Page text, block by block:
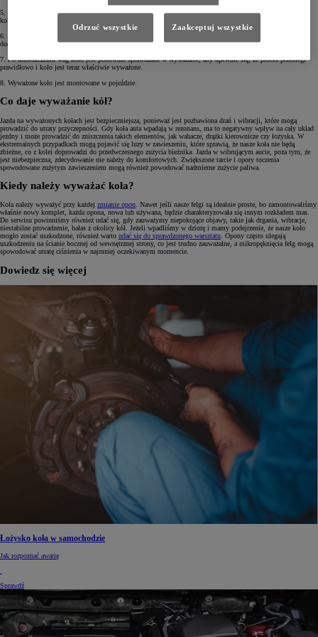
5. Na podstawie uzyskanych wyników wyważarka wskazuje, gdzie należy umieścić dodatkowe odważniki na
kole, aby zrównoważyć jego masę.
6. Technik umieszcza odpowiednią ilość wag na wskazanych miejscach na krawędzi felgi. Wagi są starannie
dociskane lub przyklejane, aby zapewnić trwałe ich umocowanie.
7. Po umieszczeniu wag koło jest ponownie sprawdzane w wyważarce, aby upewnić się, że proces przebiegł
prawidłowo i koło jest teraz właściwie wyważone.
8. Wyważone koło jest montowane w pojeździe.
Co daje wyważanie kół?
Jazda na wyważonych kołach jest bezpieczniejsza, ponieważ jest pozbawiona drań i wibracji, które mogą
prowadzić do utraty przyczepności. Gdy koła auta wpadają w rezonans, ma to negatywny wpływ na cały układ
jezdny i może prowadzić do zniszczenia takich elementów, jak wahacze, drążki kierownicze czy łożyska. W
ekstremalnych przypadkach mogą pojawić się luzy w zawieszeniu, które sprawią, że nasze koła nie będą
zbieżne, co z kolei doprowadzi do przedwczesnego zużycia bieżnika. Jazda w wibrującym aucie, poza tym, że
jest niebezpieczna, zdecydowanie nie należy do komfortowych. Zwiększone tarcie i opory toczenia
spowodowane zużytym zawieszeniem mogą również powodować nadmierne zużycie paliwa.
Kiedy należy wyważać koła?
Koła należy wyważyć przy każdej zmianie opon. Nawet jeśli nasze felgi są idealnie proste, bo zamontowaliśmy
właśnie nowy komplet, każda opona, nowa lub używana, będzie charakteryzowała się innym rozkładem mas.
Do serwisu powinniśmy również udać się, gdy zauważymy niepokojące objawy, takie jak drgania, wibracje,
niestabilne prowadzenie, hałas z okolicy kół. Jeżeli wpadliśmy w dziurę i mamy podejrzenie, że nasze koło
mogło zostać uszkodzone, również warto udać się do sprawdzonego warsztatu. Opony często ulegają
uszkodzeniu na ścianie bocznej od wewnętrznej strony, co jest trudno zauważalne, a mikropęknięcia felg mogą
spowodować utratę ciśnienia w najmniej oczekiwanym momencie.
Dowiedz się więcej
Łożysko koła w samochodzie
Jak rozpoznać awarię
Sprawdź
Odrzuć wszystkie Zaakceptuj wszystkie